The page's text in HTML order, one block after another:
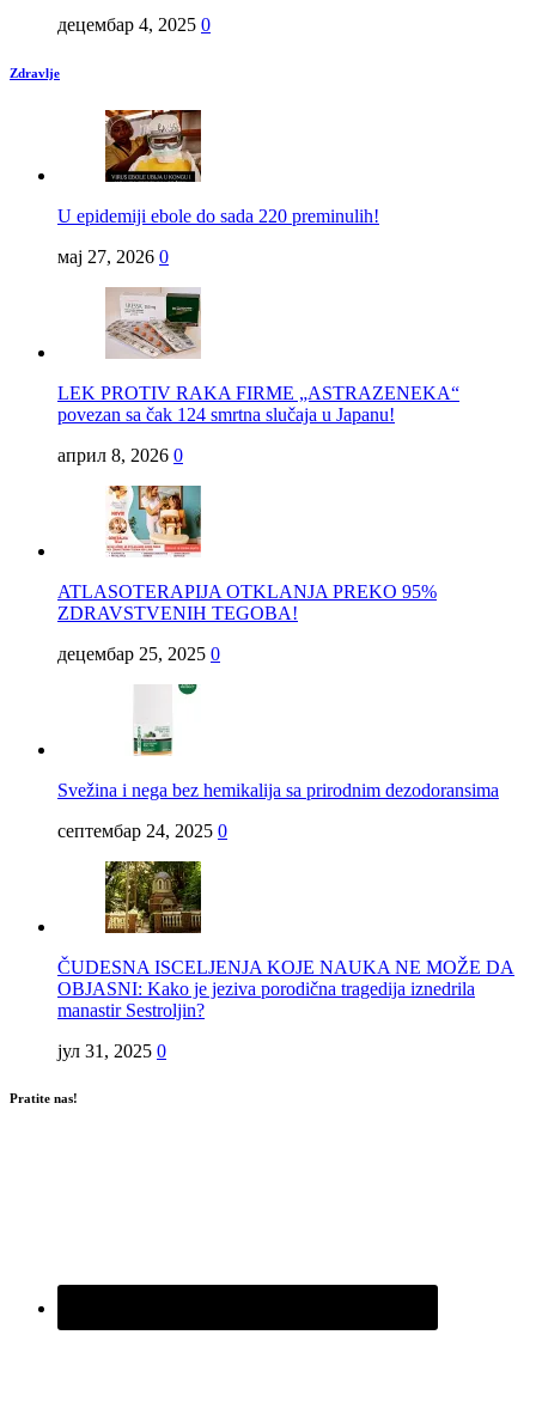
децембар 4, 2025 0
Zdravlje
U epidemiji ebole do sada 220 preminulih!
мај 27, 2026 0
LEK PROTIV RAKA FIRME „ASTRAZENEKA“
povezan sa čak 124 smrtna slučaja u Japanu!
април 8, 2026 0
ATLASOTERAPIJA OTKLANJA PREKO 95%
ZDRAVSTVENIH TEGOBA!
децембар 25, 2025 0
Svežina i nega bez hemikalija sa prirodnim dezodoransima
септембар 24, 2025 0
ČUDESNA ISCELJENJA KOJE NAUKA NE MOŽE DA
OBJASNI: Kako je jeziva porodična tragedija iznedrila
manastir Sestroljin?
јул 31, 2025 0
Pratite nas!